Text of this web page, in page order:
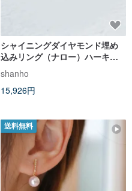
シャイニングダイヤモンド埋め
込みリング（ナロー）ハーキマ
ーダイヤモンド埋め込みリング
925スターリングシルバー
shanho
15,926円
送料無料